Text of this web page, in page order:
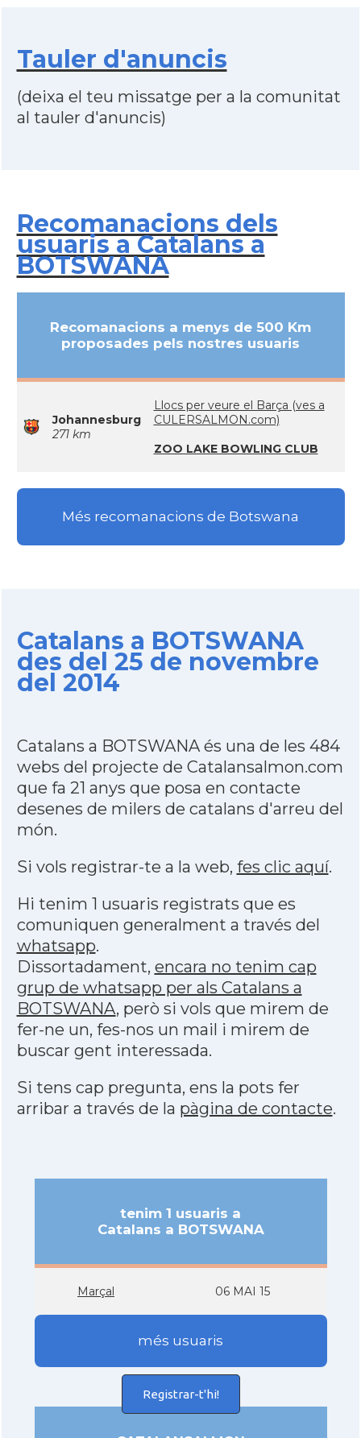
Tauler d'anuncis
(deixa el teu missatge per a la comunitat
al tauler d'anuncis)
Recomanacions dels
usuaris a Catalans a
BOTSWANA
Recomanacions a menys de 500 Km
proposades pels nostres usuaris
Johannesburg
271 km
Llocs per veure el Barça (ves a
CULERSALMON.com)
ZOO LAKE BOWLING CLUB
Més recomanacions de Botswana
Catalans a BOTSWANA
des del 25 de novembre
del 2014
Catalans a BOTSWANA és una de les 484
webs del projecte de Catalansalmon.com
que fa 21 anys que posa en contacte
desenes de milers de catalans d'arreu del
món.
Si vols registrar-te a la web, fes clic aquí.
Hi tenim 1 usuaris registrats que es
comuniquen generalment a través del
whatsapp.
Dissortadament, encara no tenim cap
grup de whatsapp per als Catalans a
BOTSWANA, però si vols que mirem de
fer-ne un, fes-nos un mail i mirem de
buscar gent interessada.
Si tens cap pregunta, ens la pots fer
arribar a través de la pàgina de contacte.
tenim 1 usuaris a
Catalans a BOTSWANA
Marçal 06 MAI 15
més usuaris
Registrar-t'hi!